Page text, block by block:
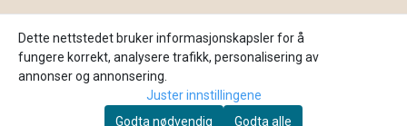
Storgata 54
Org. nr. 986045090
KUNDESERVICE
Om oss
Dette nettstedet bruker informasjonskapsler for å
fungere korrekt, analysere trafikk, personalisering av
annonser og annonsering.
Juster innstillingene
Godta nødvendig
Godta alle